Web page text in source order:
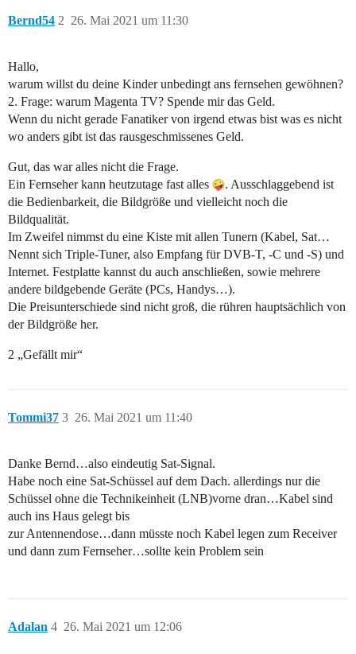
Bernd54 26. Mai 2021 um 11:30
2
Hallo,
warum willst du deine Kinder unbedingt ans fernsehen gewöhnen?
2. Frage: warum Magenta TV? Spende mir das Geld.
Wenn du nicht gerade Fanatiker von irgend etwas bist was es nicht
wo anders gibt ist das rausgeschmissenes Geld.
Gut, das war alles nicht die Frage.
Ein Fernseher kann heutzutage fast alles
. Ausschlaggebend ist
die Bedienbarkeit, die Bildgröße und vielleicht noch die
Bildqualität.
Im Zweifel nimmst du eine Kiste mit allen Tunern (Kabel, Sat…
Nennt sich Triple-Tuner, also Empfang für DVB-T, -C und -S) und
Internet. Festplatte kannst du auch anschließen, sowie mehrere
andere bildgebende Geräte (PCs, Handys…).
Die Preisunterschiede sind nicht groß, die rühren hauptsächlich von
der Bildgröße her.
2 „Gefällt mir“
Tommi37 26. Mai 2021 um 11:40
3
Danke Bernd…also eindeutig Sat-Signal.
Habe noch eine Sat-Schüssel auf dem Dach. allerdings nur die
Schüssel ohne die Technikeinheit (LNB)vorne dran…Kabel sind
auch ins Haus gelegt bis
zur Antennendose…dann müsste noch Kabel legen zum Receiver
und dann zum Fernseher…sollte kein Problem sein
Adalan 26. Mai 2021 um 12:06
4